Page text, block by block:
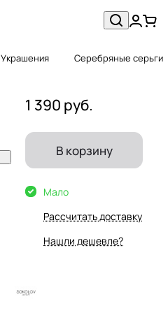
Украшения Серебряные серьги
1 390 руб.
В корзину
Мало
Рассчитать доставку
Нашли дешевле?